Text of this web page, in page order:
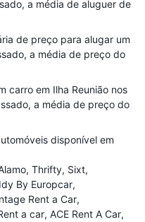
a média de aluguer de
de preço para alugar um
a média de preço do
carro em Ilha Reunião nos
a média de preço do
disponível em
Thrifty Sixt
By Europcar
Rent a Car
a car ACE Rent A Car